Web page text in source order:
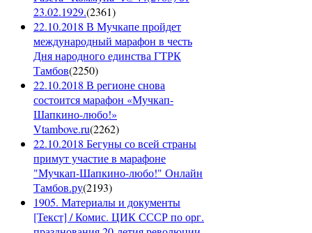
23.02.1929.(2361)
22.10.2018 В Мучкапе пройдет
международный марафон в честь
Дня народного единства ГТРК
Тамбов(2250)
22.10.2018 В регионе снова
состоится марафон «Мучкап-
Шапкино-любо!»
Vtambove.ru(2262)
22.10.2018 Бегуны со всей страны
примут участие в марафоне
"Мучкап-Шапкино-любо!" Онлайн
Тамбов.ру(2193)
1905. Материалы и документы
[Текст] / Комис. ЦИК СССР по орг.